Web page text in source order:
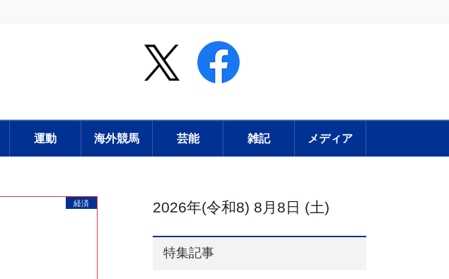
運動 海外競馬 芸能 雑記 メディア
経済 2026年(令和8) 8月8日 (土)
特集記事